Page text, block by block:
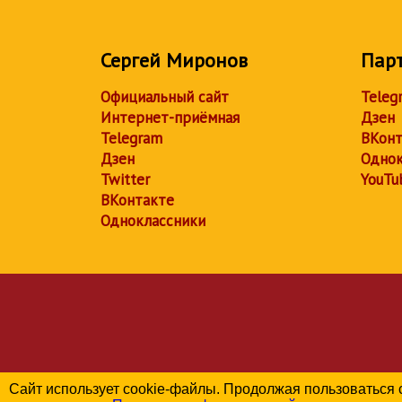
Сергей Миронов
Официальный сайт
Интернет-приёмная
Telegram
Дзен
Twitter
ВКонтакте
Одноклассники
Дзен
Сайт использует cookie-файлы. Продолжая пользоваться